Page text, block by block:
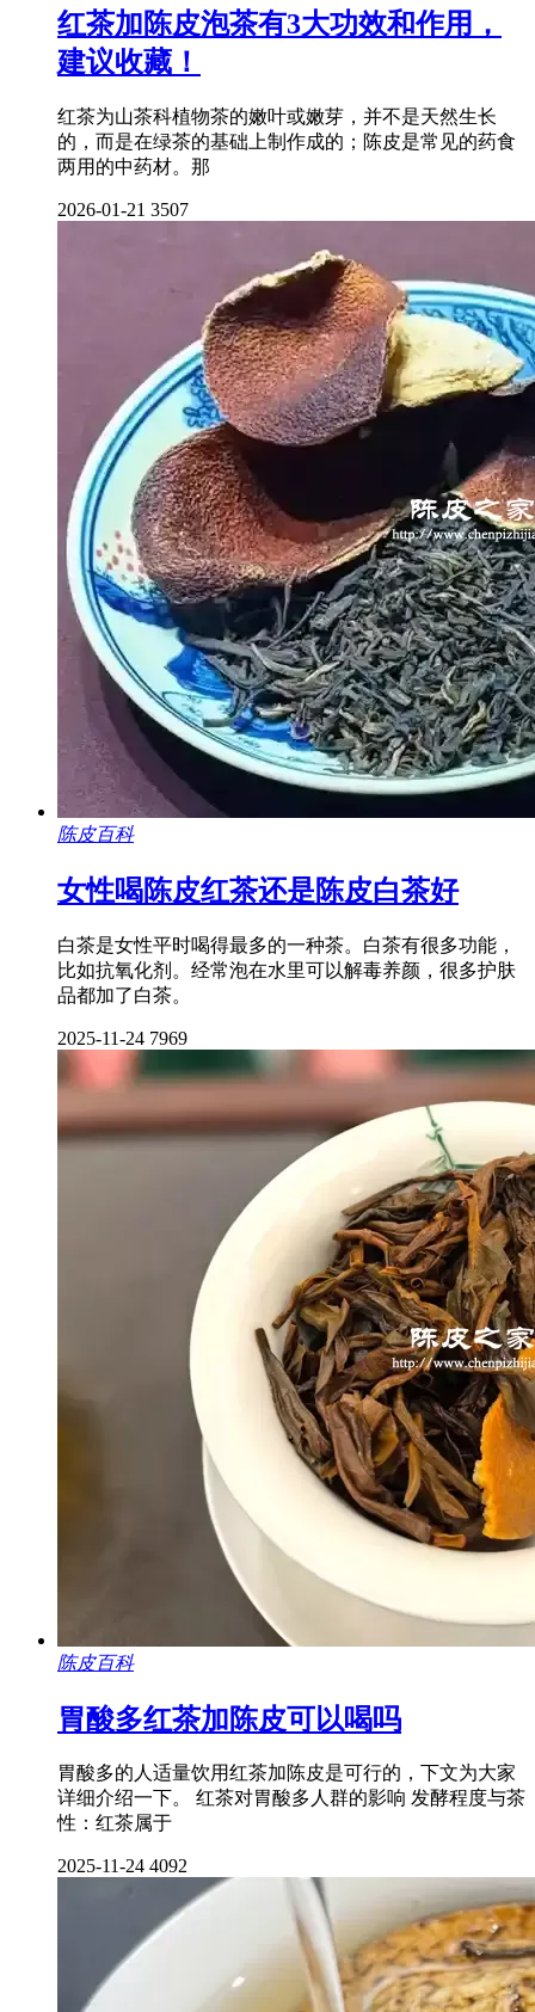
红茶加陈皮泡茶有3大功效和作用，
建议收藏！
红茶为山茶科植物茶的嫩叶或嫩芽，并不是天然生长
的，而是在绿茶的基础上制作成的；陈皮是常见的药食
两用的中药材。那
2026-01-21 3507
陈皮百科
女性喝陈皮红茶还是陈皮白茶好
白茶是女性平时喝得最多的一种茶。白茶有很多功能，
比如抗氧化剂。经常泡在水里可以解毒养颜，很多护肤
品都加了白茶。
2025-11-24 7969
陈皮百科
胃酸多红茶加陈皮可以喝吗
胃酸多的人适量饮用红茶加陈皮是可行的，下文为大家
详细介绍一下。 红茶对胃酸多人群的影响 发酵程度与茶
性：红茶属于
2025-11-24 4092